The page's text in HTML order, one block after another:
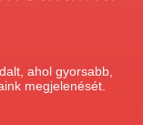
ahol gyorsabb,
megjelenését.